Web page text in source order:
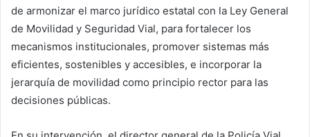
de armonizar el marco jurídico estatal con la Ley General
de Movilidad y Seguridad Vial, para fortalecer los
mecanismos institucionales, promover sistemas más
eficientes, sostenibles y accesibles, e incorporar la
jerarquía de movilidad como principio rector para las
decisiones públicas.